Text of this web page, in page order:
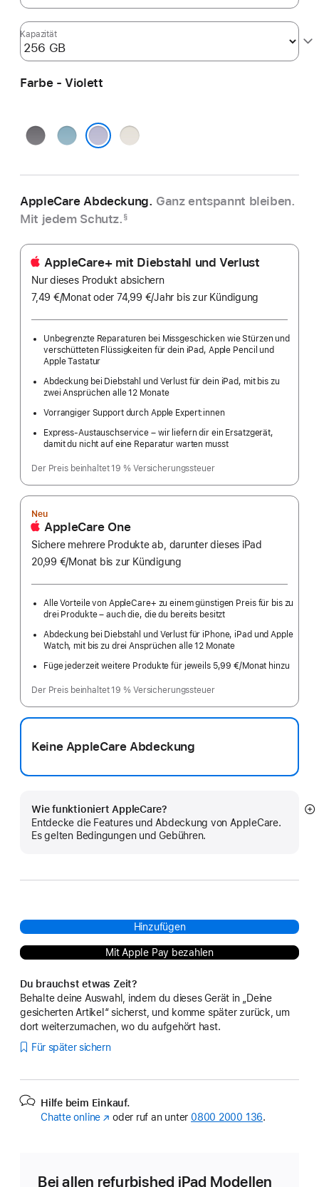
Kapazität
Farbe - Violett
Space Grau
Blau Polarstern
AppleCare Abdeckung. Ganz entspannt bleiben.
Mit jedem Schutz. §
AppleCare+ mit Diebstahl und Verlust
Nur dieses Produkt absichern
7,49 €/Monatpro
oder 74,99 €/Jahr Pro
bis zur Kündigung
Unbegrenzte Reparaturen bei Missgeschicken wie Stürzen und
verschütteten Flüssigkeiten für dein iPad, Apple Pencil und
Apple Tastatur
Abdeckung bei Diebstahl und Verlust für dein iPad, mit bis zu
zwei Ansprüchen alle 12 Monate
Vorrangiger Support durch Apple Expert:innen
Express-Austauschservice – wir liefern dir ein Ersatzgerät,
damit du nicht auf eine Reparatur warten musst
Der Preis beinhaltet 19 % Versicherungssteuer
Neu
AppleCare One
Sichere mehrere Produkte ab, darunter dieses iPad
20,99 €/Monat pro
bis zur Kündigung
Alle Vorteile von AppleCare+ zu einem günstigen Preis für bis zu
drei Produkte – auch die, die du bereits besitzt
Abdeckung bei Diebstahl und Verlust für iPhone, iPad und Apple
Watch, mit bis zu drei Ansprüchen alle 12 Monate
Füge jederzeit weitere Produkte für jeweils 5,99 €/Monat hinzu
Der Preis beinhaltet 19 % Versicherungssteuer
Keine AppleCare Abdeckung
Wie funktioniert AppleCare?
Entdecke die Features und Abdeckung von AppleCare.
Es gelten Bedingungen und Gebühren.
Hinzufügen
Mit Apple Pay bezahlen
Du brauchst etwas Zeit?
Behalte deine Auswahl, indem du dieses Gerät in „Deine
gesicherten Artikel“ sicherst, und komme später zurück, um
dort weiterzumachen, wo du aufgehört hast.
Für später sichern
Hilfe beim Einkauf.
Chatte online (Öffnet
oder ruf an unter 0800 2000 136.
Bei allen refurbished iPad Modellen